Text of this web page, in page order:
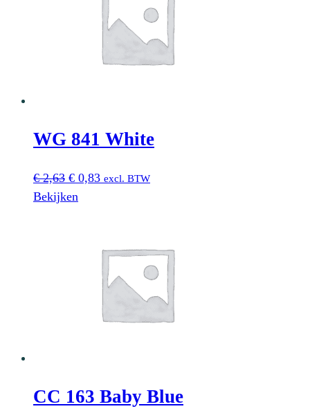
WG 841 White
€2,63 Oorspronkelijke
prijs
€ 0,83Huidige
excl. BTW
Bekijken
CC 163 Baby Blue